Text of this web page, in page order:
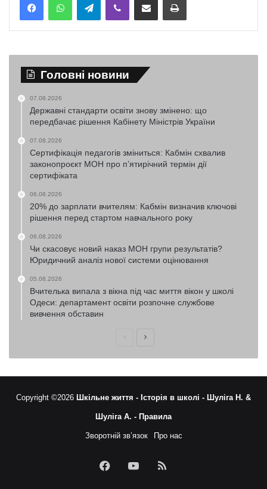
Головні новини
07.08.2026
Державні стандарти освіти знову змінено: що
передбачає рішення Кабінету Міністрів України
07.08.2026
Сертифікація педагогів зміниться: Кабмін схвалив
законопроєкт МОН про п’ятирічний термін дії
сертифіката
06.08.2026
20% до зарплати вчителям: Кабмін визначив ключові
рішення перед стартом навчального року
06.08.2026
Чи скасовує новий наказ МОН групи результатів?
Юридичний аналіз нової системи оцінювання
05.08.2026
Вчителька випала з вікна під час миття вікон у школі
Одеси: департамент освіти розпочне службове
вивчення обставин
ПопередняНаступна
Copyright ©2026 Шкільне життя - Історія в школі - Шуліга Н. &
Шуліга А. - Правила
Зворотній зв’язок Про нас
FacebookYouTubeRSS